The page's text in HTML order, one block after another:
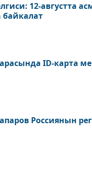
12-августта
байкалат
ID-карта
Россиянын